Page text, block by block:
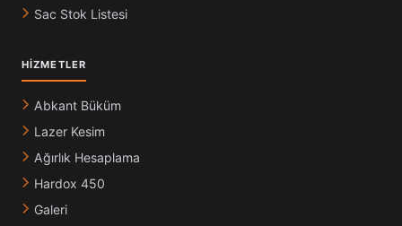
Sac Stok Listesi
HIZMETLER
Abkant Büküm
Lazer Kesim
Ağırlık Hesaplama
Hardox 450
Galeri